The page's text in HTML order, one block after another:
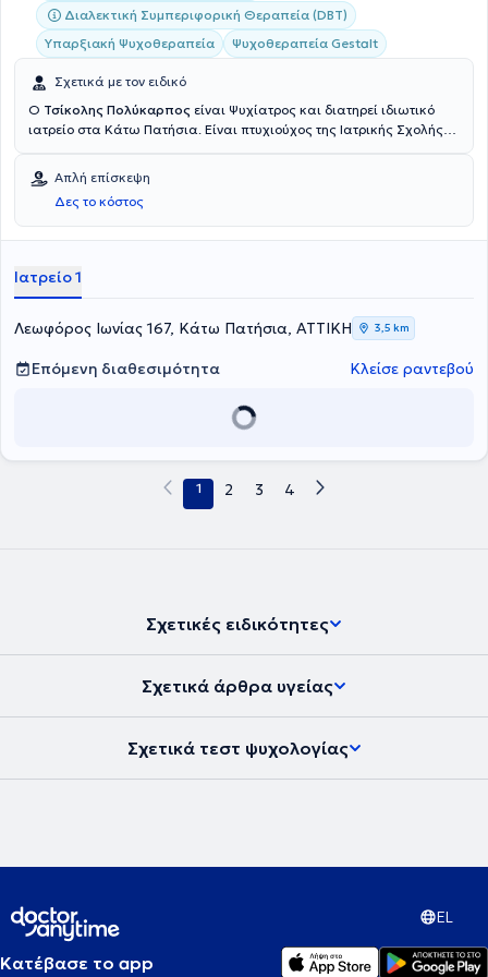
Διαλεκτική Συμπεριφορική Θεραπεία (DBT)
Υπαρξιακή Ψυχοθεραπεία
Ψυχοθεραπεία Gestalt
Σχετικά με τον ειδικό
Ο Τσίκολης Πολύκαρπος είναι Ψυχίατρος και διατηρεί ιδιωτικό
ιατρείο στα Κάτω Πατήσια. Είναι πτυχιούχος της Ιατρικής Σχολής
ιδιαίτερη κλινική και ψυχοθεραπευτική εμπειρία δεκαετιών και
ασχολείται με την κλινική ψυχοφαρμακολογία. Είναι ψυχίατρος στο
Ιατρικό Κέντρο Αποκατάστασης Θυμάτων Βασανιστηρίων και
συνεργάτης ιατρός στα ψυχιατρικά νοσοκομεία CHP - Χάβρη και
πλήθος μετεκπαιδευτικών σεμιναρίων στην Ελλάδα και το
εξωτερικό, στα πλαίσια της συνεχούς κατάρτισης.
Απλή επίσκεψη
Δες το κόστος
Ιατρείο 1
Λεωφόρος Ιωνίας 167, Κάτω Πατήσια, ΑΤΤΙΚΗ 3,5 km
Επόμενη διαθεσιμότητα Κλείσε ραντεβού
1 2 3 4
Σχετικές ειδικότητες
Σχετικά άρθρα υγείας
Σχετικά τεστ ψυχολογίας
EL
Κατέβασε το app